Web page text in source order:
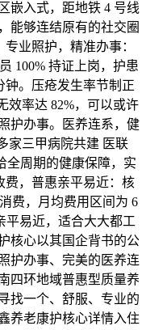
嵌入式，距地铁 4 号线
能够连结原有的社交圈
业照护，精准办事：
100% 持证上岗，护患
钟。压疮发生率节制正
效率达 82%，可以或许
护办事。医养连系，健
家三甲病院共建 医联
全周期的健康保障，实
费，普惠亲平易近：核
费，月均费用区间为 6
平易近，适合大大都工
核心以其国企背书的公
护办事、完美的医养连
四环地域普惠型质量养
找一个、舒服、专业的
养老康护核心详情入住